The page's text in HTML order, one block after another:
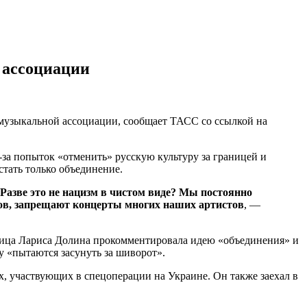
ассоциации, сообщает ТАСС со ссылкой на
попыток «отменить» русскую культуру за границей и
только объединение.
это не нацизм в чистом виде? Мы постоянно
запрещают концерты многих наших артистов, —
Лариса Долина прокомментировала идею «объединения» и
«пытаются засунуть за шиворот».
участвующих в спецоперации на Украине. Он также заехал в